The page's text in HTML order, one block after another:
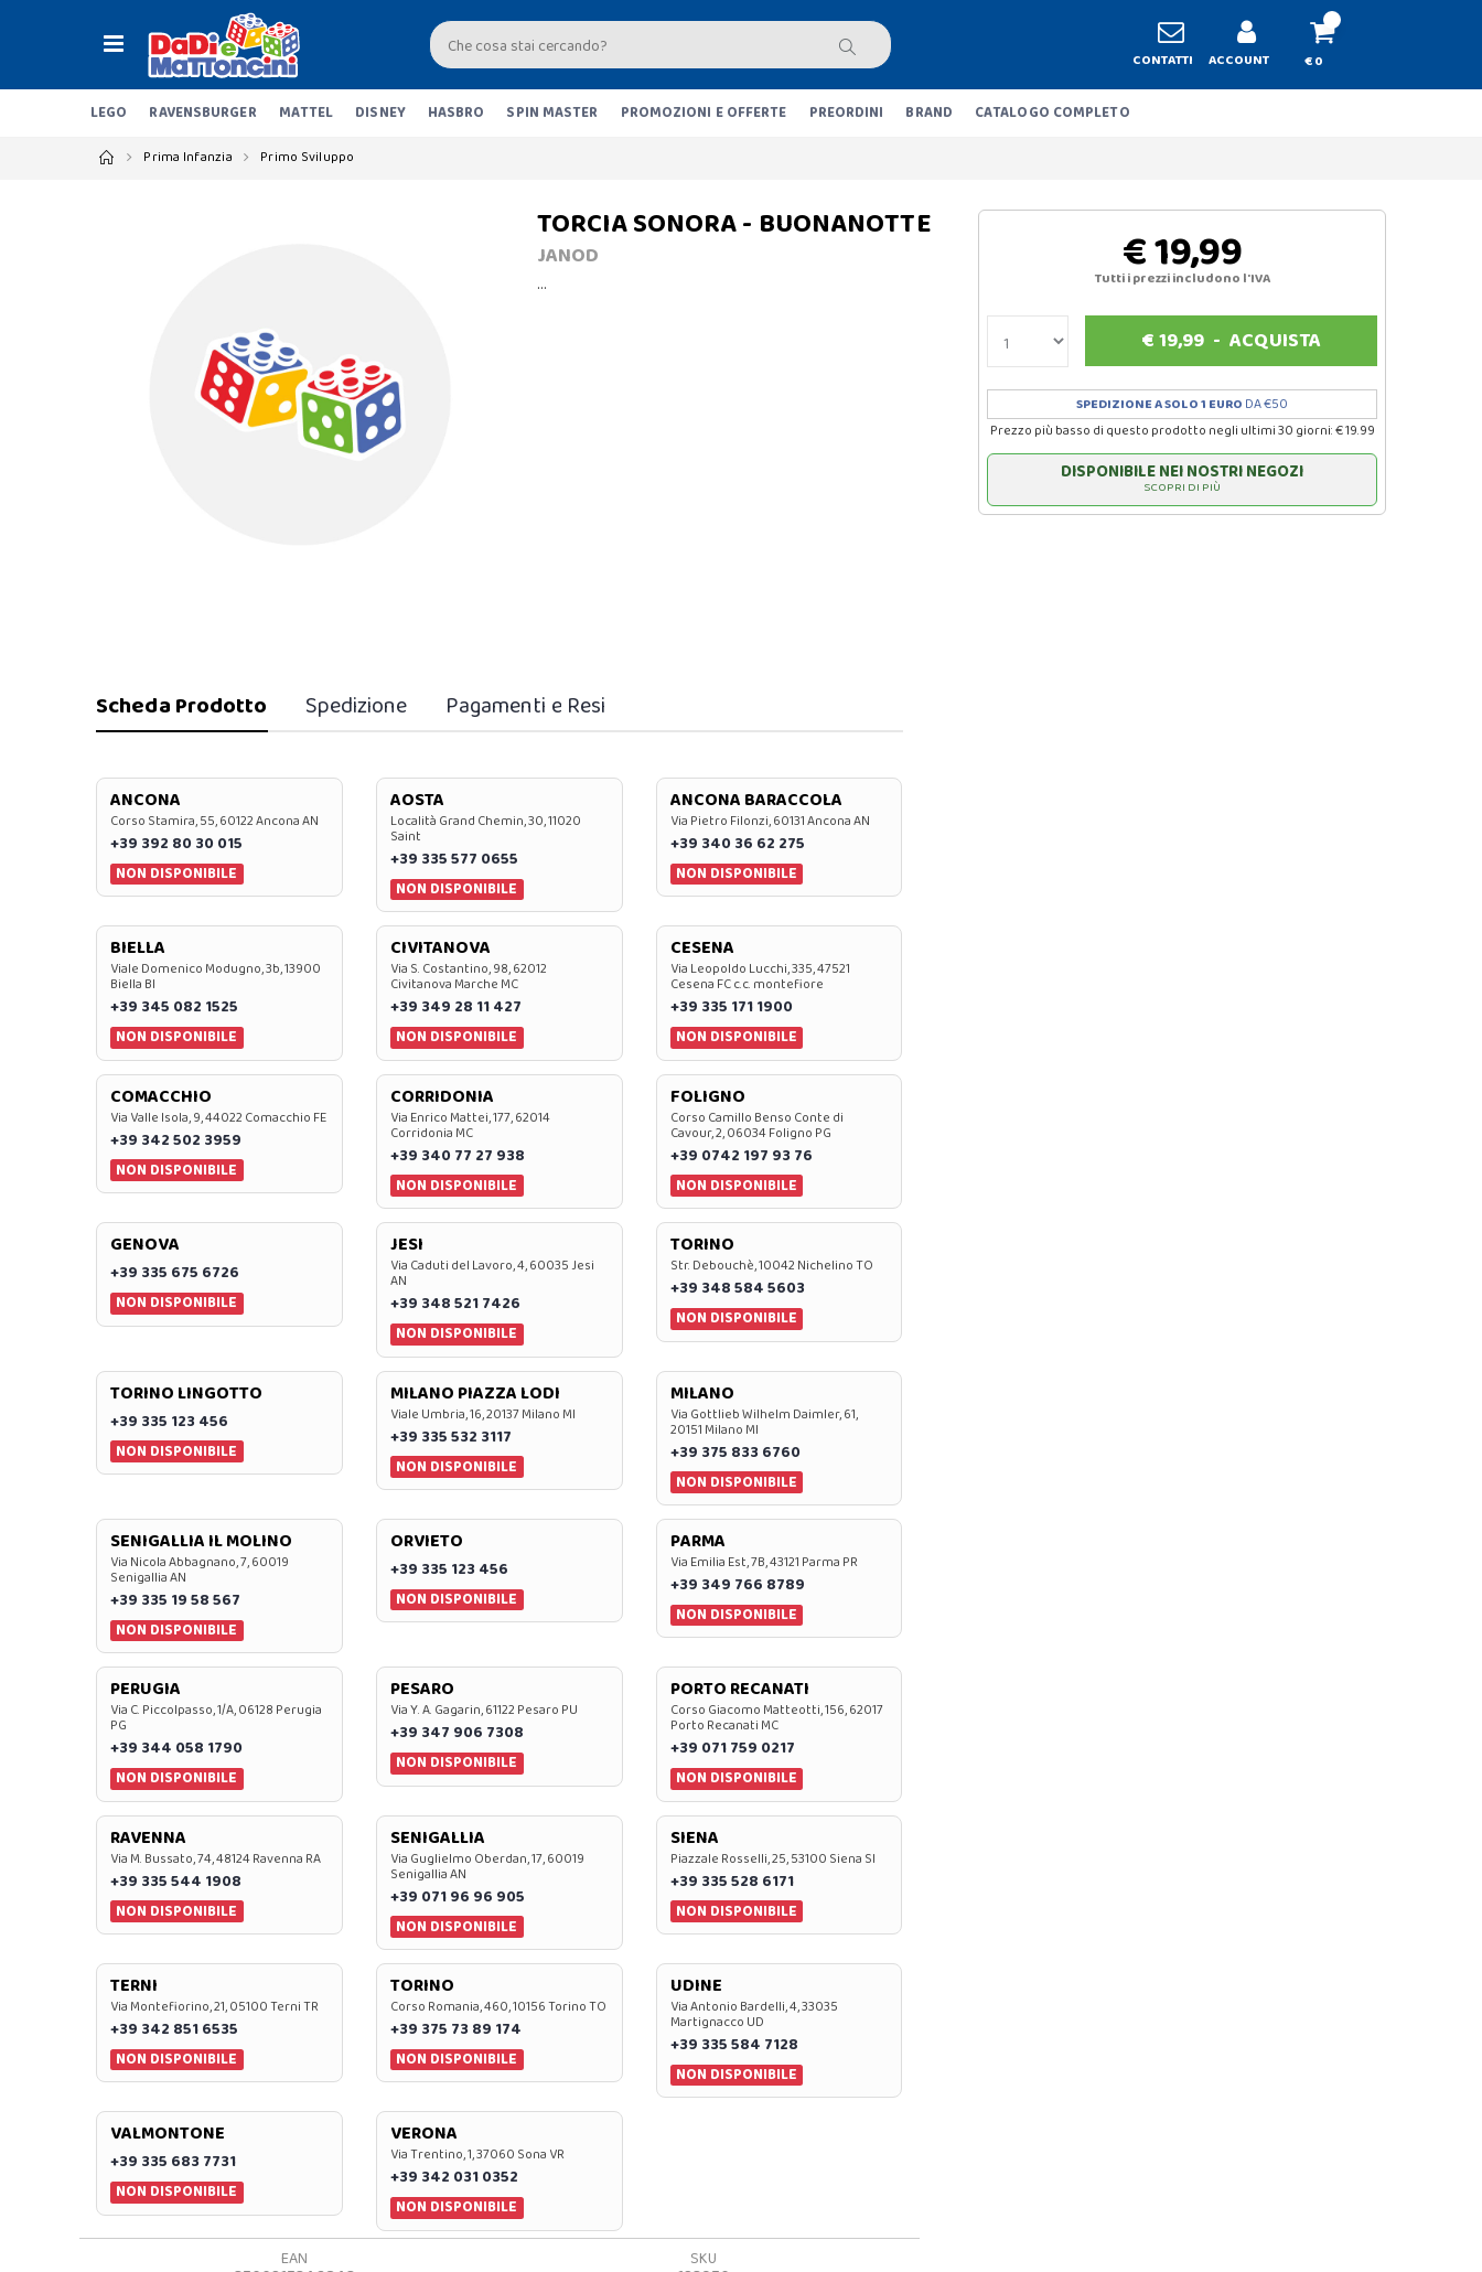
CONTATTI ACCOUNT € 0
LEGO RAVENSBURGER MATTEL DISNEY HASBRO SPIN MASTER PROMOZIONI E OFFERTE PREORDINI BRAND CATALOGO COMPLETO
Prima Infanzia Primo Sviluppo
TORCIA SONORA - BUONANOTTE
JANOD
… € 19,99
Tutti i prezzi includono l'IVA
€19,99- ACQUISTA
SPEDIZIONE A SOLO 1 EURO DA €50
Prezzo più basso di questo prodotto negli ultimi 30 giorni: € 19.99
DISPONIBILE NEI NOSTRI NEGOZI
SCOPRI DI PIÙ
Scheda Prodotto Spedizione Pagamenti e Resi
ANCONA
Corso Stamira, 55, 60122 Ancona AN
+39 392 80 30 015
NON DISPONIBILE
AOSTA
Località Grand Chemin, 30, 11020
Saint
+39 335 577 0655
NON DISPONIBILE
ANCONA BARACCOLA
Via Pietro Filonzi, 60131 Ancona AN
+39 340 36 62 275
NON DISPONIBILE
BIELLA
Viale Domenico Modugno, 3b, 13900
Biella BI
+39 345 082 1525
NON DISPONIBILE
CIVITANOVA
Via S. Costantino, 98, 62012
Civitanova Marche MC
+39 349 28 11 427
NON DISPONIBILE
CESENA
Via Leopoldo Lucchi, 335, 47521
Cesena FC c.c. montefiore
+39 335 171 1900
NON DISPONIBILE
COMACCHIO
Via Valle Isola, 9, 44022 Comacchio FE
+39 342 502 3959
NON DISPONIBILE
CORRIDONIA
Via Enrico Mattei, 177, 62014
Corridonia MC
+39 340 77 27 938
NON DISPONIBILE
FOLIGNO
Corso Camillo Benso Conte di
Cavour, 2, 06034 Foligno PG
+39 0742 197 93 76
NON DISPONIBILE
GENOVA
+39 335 675 6726
NON DISPONIBILE
JESI
Via Caduti del Lavoro, 4, 60035 Jesi
AN
+39 348 521 7426
NON DISPONIBILE
TORINO
Str. Debouchè, 10042 Nichelino TO
+39 348 584 5603
NON DISPONIBILE
TORINO LINGOTTO
+39 335 123 456
NON DISPONIBILE
MILANO PIAZZA LODI
Viale Umbria, 16, 20137 Milano MI
+39 335 532 3117
NON DISPONIBILE
MILANO
Via Gottlieb Wilhelm Daimler, 61,
20151 Milano MI
+39 375 833 6760
NON DISPONIBILE
SENIGALLIA IL MOLINO
Via Nicola Abbagnano, 7, 60019
Senigallia AN
+39 335 19 58 567
NON DISPONIBILE
ORVIETO
+39 335 123 456
NON DISPONIBILE
PARMA
Via Emilia Est, 7B, 43121 Parma PR
+39 349 766 8789
NON DISPONIBILE
PERUGIA
Via C. Piccolpasso, 1/A, 06128 Perugia
PG
+39 344 058 1790
NON DISPONIBILE
PESARO
Via Y. A. Gagarin, 61122 Pesaro PU
+39 347 906 7308
NON DISPONIBILE
PORTO RECANATI
Corso Giacomo Matteotti, 156, 62017
Porto Recanati MC
+39 071 759 0217
NON DISPONIBILE
RAVENNA
Via M. Bussato, 74, 48124 Ravenna RA
+39 335 544 1908
NON DISPONIBILE
SENIGALLIA
Via Guglielmo Oberdan, 17, 60019
Senigallia AN
+39 071 96 96 905
NON DISPONIBILE
SIENA
Piazzale Rosselli, 25, 53100 Siena SI
+39 335 528 6171
NON DISPONIBILE
TERNI
Via Montefiorino, 21, 05100 Terni TR
+39 342 851 6535
NON DISPONIBILE
TORINO
Corso Romania, 460, 10156 Torino TO
+39 375 73 89 174
NON DISPONIBILE
UDINE
Via Antonio Bardelli, 4, 33035
Martignacco UD
+39 335 584 7128
NON DISPONIBILE
VALMONTONE
+39 335 683 7731
NON DISPONIBILE
VERONA
Via Trentino, 1, 37060 Sona VR
+39 342 031 0352
NON DISPONIBILE
EAN SKU